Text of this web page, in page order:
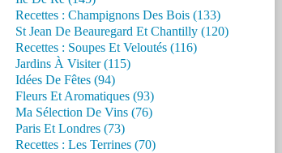
Recettes : Champignons Des Bois (133)
St Jean De Beauregard Et Chantilly (120)
Recettes : Soupes Et Veloutés (116)
Jardins À Visiter (115)
Idées De Fêtes (94)
Fleurs Et Aromatiques (93)
Ma Sélection De Vins (76)
Paris Et Londres (73)
Recettes : Les Terrines (70)